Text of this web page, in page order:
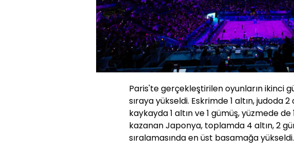
Paris'te gerçekleştirilen oyunların ikinci
sıraya yükseldi. Eskrimde 1 altın, judoda 2
kaykayda 1 altın ve 1 gümüş, yüzmede
kazanan Japonya, toplamda 4 altın, 2
sıralamasında en üst basamağa yükseldi.